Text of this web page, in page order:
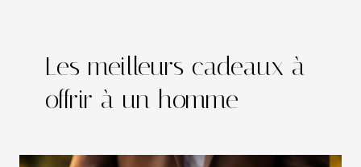
Les meilleurs cadeaux à
offrir à un homme